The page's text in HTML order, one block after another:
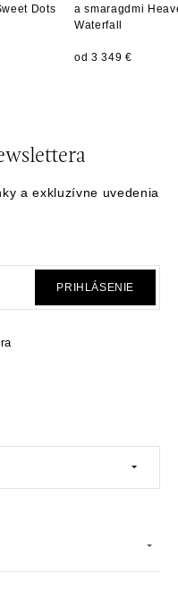
Dots
a smaragdmi
Waterfall
od 3 349 €
a exkluzívne uvedenia
PRIHLÁSENIE